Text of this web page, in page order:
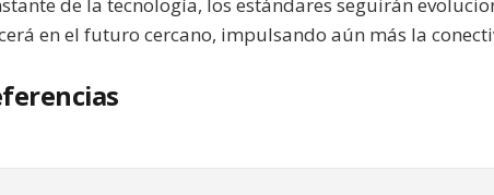
de la tecnología, los estándares seguirán
en el futuro cercano, impulsando aún más la